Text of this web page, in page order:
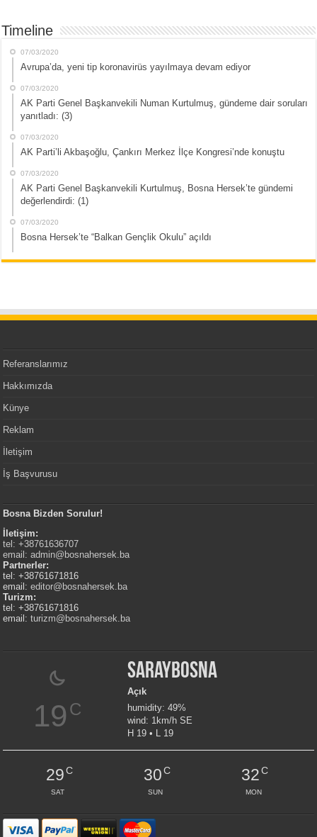
Timeline
07/03/2020
Avrupa’da, yeni tip koronavirüs yayılmaya devam ediyor
07/03/2020
AK Parti Genel Başkanvekili Numan Kurtulmuş, gündeme dair soruları
yanıtladı: (3)
07/03/2020
AK Parti’li Akbaşoğlu, Çankırı Merkez İlçe Kongresi’nde konuştu
07/03/2020
AK Parti Genel Başkanvekili Kurtulmuş, Bosna Hersek’te gündemi
değerlendirdi: (1)
07/03/2020
Bosna Hersek’te “Balkan Gençlik Okulu” açıldı
Referanslarımız
Hakkımızda
Künye
Reklam
İletişim
İş Başvurusu
Bosna Bizden Sorulur!
İletişim:
tel: +38761636707
email:admin@bosnahersek.ba
Partnerler:
tel: +38761671816
email:editor@bosnahersek.ba
Turizm:
tel: +38761671816
email:turizm@bosnahersek.ba
19 C
Saraybosna
Açık
humidity: 49%
wind: 1km/h SE
H 19 • L 19
29C
SAT
30C
SUN
32C
MON